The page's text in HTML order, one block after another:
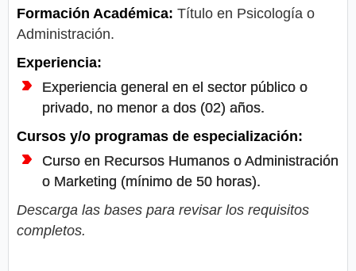
Formación Académica: Título en Psicología o
Administración.
Experiencia:
Experiencia general en el sector público o
privado, no menor a dos (02) años.
Cursos y/o programas de especialización:
Curso en Recursos Humanos o Administración
o Marketing (mínimo de 50 horas).
Descarga las bases para revisar los requisitos
completos.